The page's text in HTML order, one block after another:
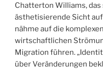
Chatterton Williams,
ästhetisierende Sicht
nähme auf die
wirtschaftlichen
Migration führen.
über Veränderungen